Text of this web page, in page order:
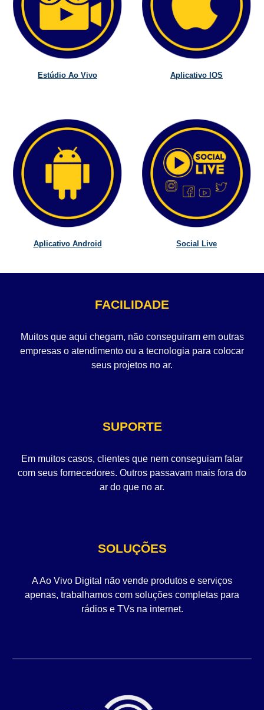
Estúdio Ao Vivo Aplicativo IOS
Aplicativo Android Social Live
FACILIDADE
Muitos que aqui chegam, não conseguiram em outras
empresas o atendimento ou a tecnologia para colocar
seus projetos no ar.
SUPORTE
Em muitos casos, clientes que nem conseguiam falar
com seus fornecedores. Outros passavam mais fora do
ar do que no ar.
SOLUÇÕES
A Ao Vivo Digital não vende produtos e serviços
apenas, trabalhamos com soluções completas para
rádios e TVs na internet.